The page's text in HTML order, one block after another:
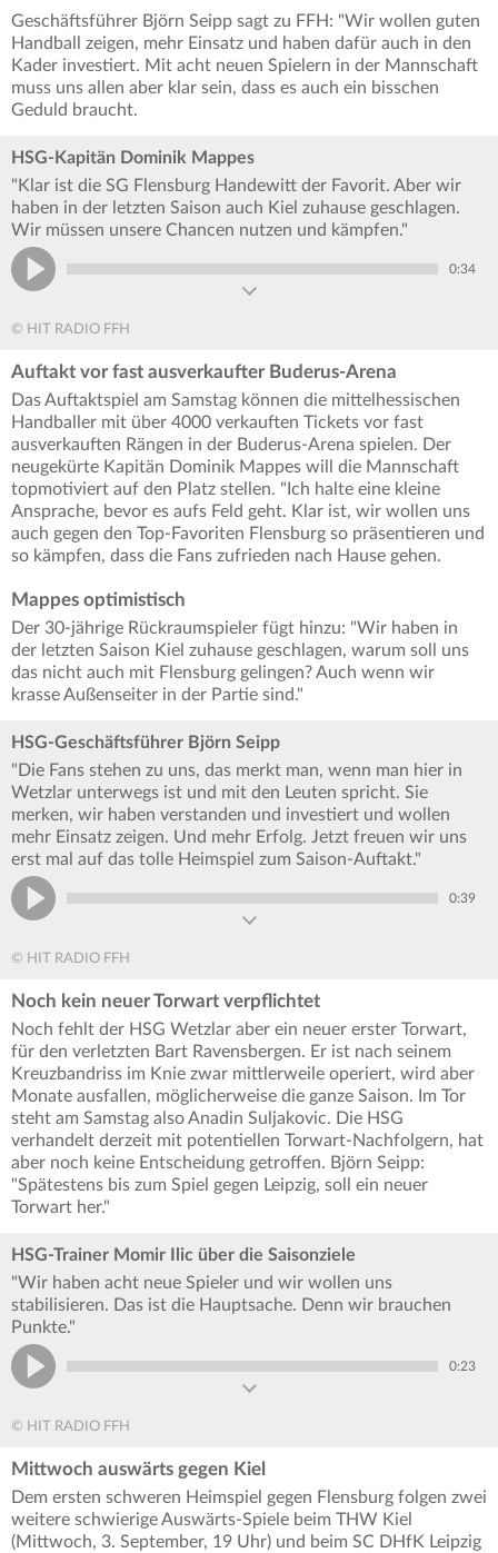
Geschäftsführer Björn Seipp sagt zu FFH: "Wir wollen guten
Handball zeigen, mehr Einsatz und haben dafür auch in den
Kader investiert. Mit acht neuen Spielern in der Mannschaft
muss uns allen aber klar sein, dass es auch ein bisschen
Geduld braucht.
HSG-Kapitän Dominik Mappes
"Klar ist die SG Flensburg Handewitt der Favorit. Aber wir
haben in der letzten Saison auch Kiel zuhause geschlagen.
Wir müssen unsere Chancen nutzen und kämpfen."
0:34
© HIT RADIO FFH
Auftakt vor fast ausverkaufter Buderus-Arena
Das Auftaktspiel am Samstag können die mittelhessischen
Handballer mit über 4000 verkauften Tickets vor fast
ausverkauften Rängen in der Buderus-Arena spielen. Der
neugekürte Kapitän Dominik Mappes will die Mannschaft
topmotiviert auf den Platz stellen. "Ich halte eine kleine
Ansprache, bevor es aufs Feld geht. Klar ist, wir wollen uns
auch gegen den Top-Favoriten Flensburg so präsentieren und
so kämpfen, dass die Fans zufrieden nach Hause gehen.
Mappes optimistisch
Der 30-jährige Rückraumspieler fügt hinzu: "Wir haben in
der letzten Saison Kiel zuhause geschlagen, warum soll uns
das nicht auch mit Flensburg gelingen? Auch wenn wir
krasse Außenseiter in der Partie sind."
HSG-Geschäftsführer Björn Seipp
"Die Fans stehen zu uns, das merkt man, wenn man hier in
Wetzlar unterwegs ist und mit den Leuten spricht. Sie
merken, wir haben verstanden und investiert und wollen
mehr Einsatz zeigen. Und mehr Erfolg. Jetzt freuen wir uns
erst mal auf das tolle Heimspiel zum Saison-Auftakt."
0:39
© HIT RADIO FFH
Noch kein neuer Torwart verpflichtet
Noch fehlt der HSG Wetzlar aber ein neuer erster Torwart,
für den verletzten Bart Ravensbergen. Er ist nach seinem
Kreuzbandriss im Knie zwar mittlerweile operiert, wird aber
Monate ausfallen, möglicherweise die ganze Saison. Im Tor
steht am Samstag also Anadin Suljakovic. Die HSG
verhandelt derzeit mit potentiellen Torwart-Nachfolgern, hat
aber noch keine Entscheidung getroffen. Björn Seipp:
"Spätestens bis zum Spiel gegen Leipzig, soll ein neuer
Torwart her."
HSG-Trainer Momir Ilic über die Saisonziele
"Wir haben acht neue Spieler und wir wollen uns
stabilisieren. Das ist die Hauptsache. Denn wir brauchen
Punkte."
0:23
© HIT RADIO FFH
Mittwoch auswärts gegen Kiel
Dem ersten schweren Heimspiel gegen Flensburg folgen zwei
weitere schwierige Auswärts-Spiele beim THW Kiel
(Mittwoch, 3. September, 19 Uhr) und beim SC DHfK Leipzig